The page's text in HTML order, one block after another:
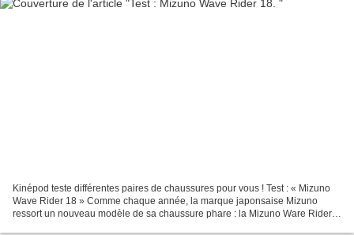
Kinépod teste différentes paires de chaussures pour vous ! Test : « Mizuno
Wave Rider 18 » Comme chaque année, la marque japonsaise Mizuno
ressort un nouveau modèle de sa chaussure phare : la Mizuno Ware Rider.